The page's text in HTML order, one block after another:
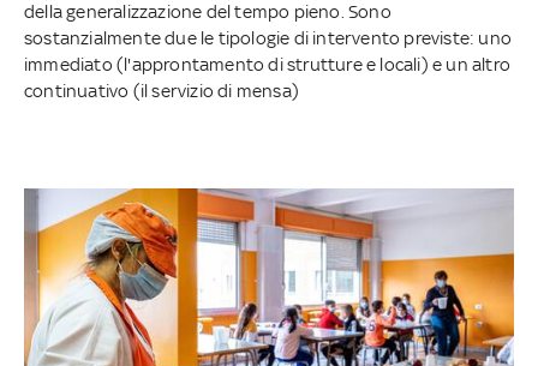
della generalizzazione del tempo pieno. Sono
sostanzialmente due le tipologie di intervento previste: uno
immediato (l'approntamento di strutture e locali) e un altro
continuativo (il servizio di mensa)